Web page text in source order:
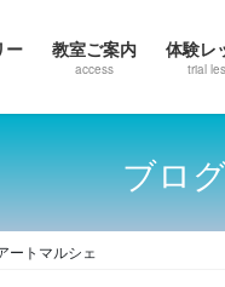
ー 教室ご案内
access
体験レ
trial
ブロ
ートマルシェ